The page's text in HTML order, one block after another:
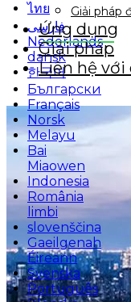
ไทย
فارسی
Nederlands
dansk
한국어
Български
Français
Norsk
Melayu
Bai
Miaowen
Indonesia
România
limbi
slovenščina
Gaeilgenah
Éireann
Svenska
Português
Giải pháp
Ứng dụng
Giải pháp
Liên hệ